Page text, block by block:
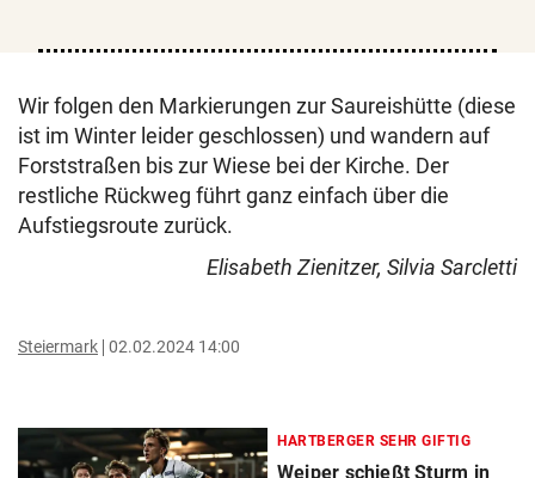
Wir folgen den Markierungen zur Saureishütte (diese
ist im Winter leider geschlossen) und wandern auf
Forststraßen bis zur Wiese bei der Kirche. Der
restliche Rückweg führt ganz einfach über die
Aufstiegsroute zurück.
Elisabeth Zienitzer, Silvia Sarcletti
Steiermark 02.02.2024 14:00
HARTBERGER SEHR GIFTIG
Weiper schießt Sturm in